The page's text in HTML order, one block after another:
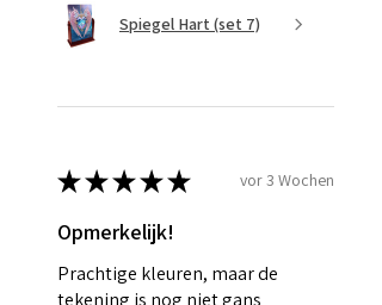
Spiegel Hart (set 7)
★★★★★ vor 3 Wochen
Opmerkelijk!
Prachtige kleuren, maar de
tekening is nog niet gans